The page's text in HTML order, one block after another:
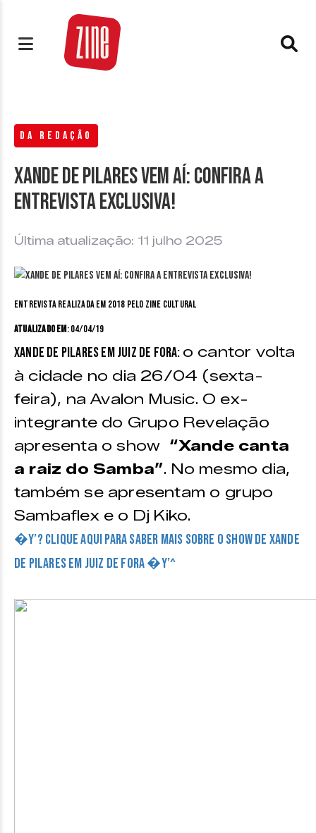
DA REDAÇÃO
Xande de Pilares vem aí: confira a
entrevista exclusiva!
Última atualização: 11 julho 2025
Entrevista realizada em 2018 pelo Zine Cultural
Atualizado em: 04/04/19
Xande de Pilares em Juiz de Fora: o cantor volta
à cidade no dia 26/04 (sexta-
feira), na Avalon Music. O ex-
integrante do Grupo Revelação
apresenta o show “Xande canta
a raiz do Samba”. No mesmo dia,
também se apresentam o grupo
Sambaflex e o Dj Kiko.
�Y’?Clique aqui para saber mais sobre o show de Xande
de Pilares em Juiz de Fora �Y’^